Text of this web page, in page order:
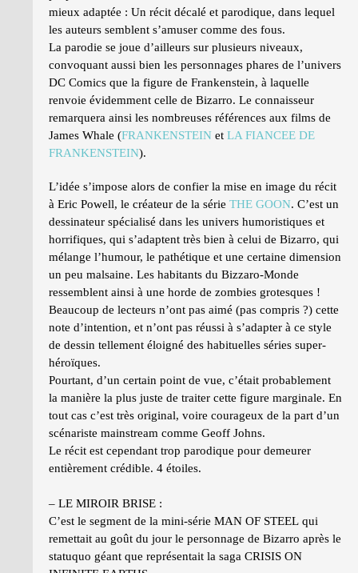
mieux adaptée : Un récit décalé et parodique, dans lequel
les auteurs semblent s’amuser comme des fous.
La parodie se joue d’ailleurs sur plusieurs niveaux,
convoquant aussi bien les personnages phares de l’univers
DC Comics que la figure de Frankenstein, à laquelle
renvoie évidemment celle de Bizarro. Le connaisseur
remarquera ainsi les nombreuses références aux films de
James Whale (FRANKENSTEIN et LA FIANCEE DE
FRANKENSTEIN).
L’idée s’impose alors de confier la mise en image du récit
à Eric Powell, le créateur de la série THE GOON. C’est un
dessinateur spécialisé dans les univers humoristiques et
horrifiques, qui s’adaptent très bien à celui de Bizarro, qui
mélange l’humour, le pathétique et une certaine dimension
un peu malsaine. Les habitants du Bizzaro-Monde
ressemblent ainsi à une horde de zombies grotesques !
Beaucoup de lecteurs n’ont pas aimé (pas compris ?) cette
note d’intention, et n’ont pas réussi à s’adapter à ce style
de dessin tellement éloigné des habituelles séries super-
héroïques.
Pourtant, d’un certain point de vue, c’était probablement
la manière la plus juste de traiter cette figure marginale. En
tout cas c’est très original, voire courageux de la part d’un
scénariste mainstream comme Geoff Johns.
Le récit est cependant trop parodique pour demeurer
entièrement crédible. 4 étoiles.
– LE MIROIR BRISE :
C’est le segment de la mini-série MAN OF STEEL qui
remettait au goût du jour le personnage de Bizarro après le
statuquo géant que représentait la saga CRISIS ON